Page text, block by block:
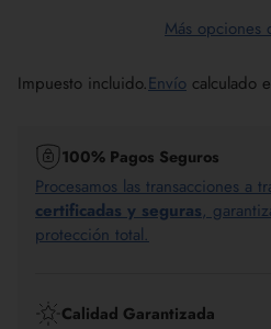
Más opciones
Impuesto incluido.Envío calculado
100% Pagos Seguros
Procesamos las transacciones a
certificadas y seguras,
protección total.
Calidad Garantizada